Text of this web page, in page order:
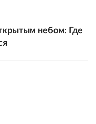
небом: Где